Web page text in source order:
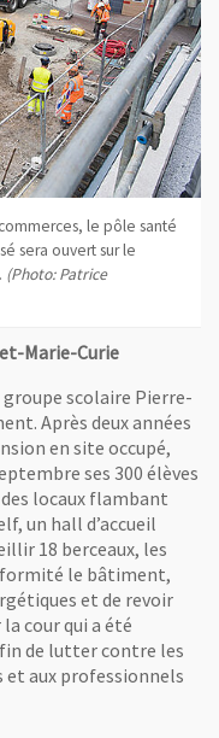
le pôle santé
sera ouvert sur le
(Photo: Patrice
Marie-Curie
scolaire Pierre-
Après deux années
en site occupé,
ses 300 élèves
locaux flambant
un hall d’accueil
18 berceaux, les
le bâtiment,
et de revoir
cour qui a été
de lutter contre les
et aux professionnels